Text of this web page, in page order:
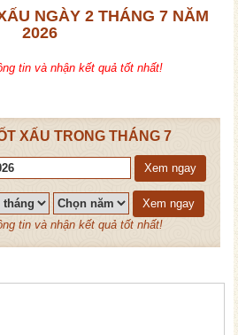
NGÀY 2 THÁNG 7 NĂM
2026
tin và nhận kết quả tốt nhất!
XẤU TRONG THÁNG 7
Xem ngay
Xem ngay
tin và nhận kết quả tốt nhất!